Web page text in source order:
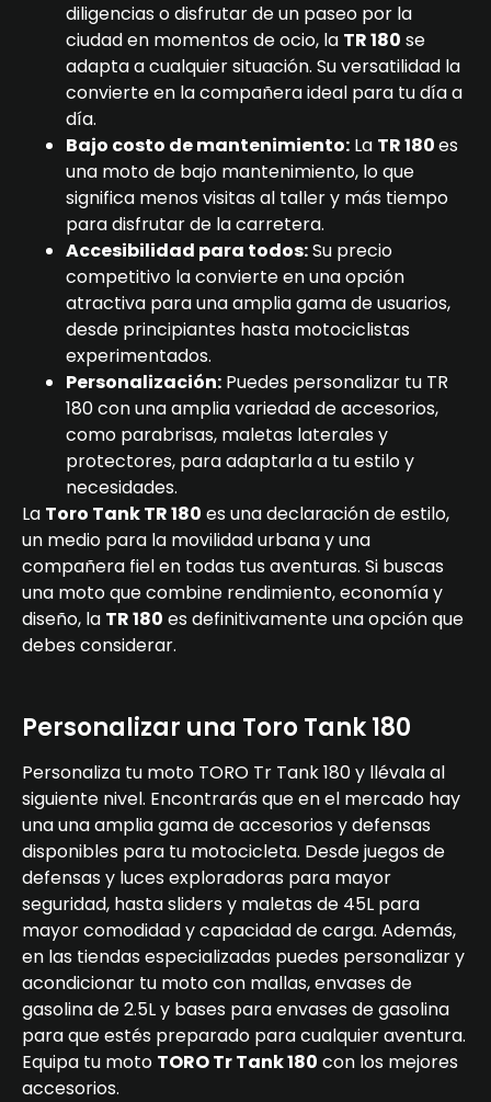
diligencias o disfrutar de un paseo por la
ciudad en momentos de ocio, la TR 180 se
adapta a cualquier situación. Su versatilidad la
convierte en la compañera ideal para tu día a
día.
Bajo costo de mantenimiento: La TR 180es
una moto de bajo mantenimiento, lo que
significa menos visitas al taller y más tiempo
para disfrutar de la carretera.
Accesibilidad para todos:Su precio
competitivo la convierte en una opción
atractiva para una amplia gama de usuarios,
desde principiantes hasta motociclistas
experimentados.
Personalización: Puedes personalizar tu TR
180 con una amplia variedad de accesorios,
como parabrisas, maletas laterales y
protectores, para adaptarla a tu estilo y
necesidades.
La Toro Tank TR 180 es una declaración de estilo,
un medio para la movilidad urbana y una
compañera fiel en todas tus aventuras. Si buscas
una moto que combine rendimiento, economía y
diseño, la TR 180 es definitivamente una opción que
debes considerar.
Personalizar una Toro Tank 180
Personaliza tu moto TORO Tr Tank 180 y llévala al
siguiente nivel. Encontrarás que en el mercado hay
una una amplia gama de accesorios y defensas
disponibles para tu motocicleta. Desde juegos de
defensas y luces exploradoras para mayor
seguridad, hasta sliders y maletas de 45L para
mayor comodidad y capacidad de carga. Además,
en las tiendas especializadas puedes personalizar y
acondicionar tu moto con mallas, envases de
gasolina de 2.5L y bases para envases de gasolina
para que estés preparado para cualquier aventura.
Equipa tu moto TORO Tr Tank 180 con los mejores
accesorios.